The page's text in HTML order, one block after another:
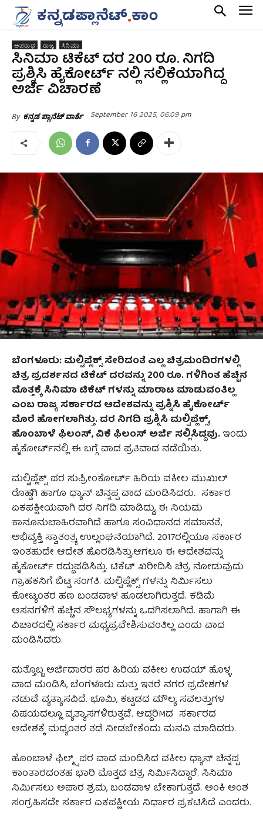
ಅಪರಾಧ ರಾಜ್ಯ ಸಿನಿಮಾ
ಸಿನಿಮಾ ಟಿಕೆಟ್‌ ದರ 200 ರೂ. ನಿಗದಿ
ಪ್ರಶ್ನಿಸಿ ಹೈಕೋರ್ಟ್‌ ನಲ್ಲಿ ಸಲ್ಲಿಕೆಯಾಗಿದ್ದ
ಅರ್ಜಿ ವಿಚಾರಣೆ
By ಕನ್ನಡ ಪ್ಲಾನೆಟ್ ವಾರ್ತೆ September 16 2025, 06:09 pm
ಬೆಂಗಳೂರು: ಮಲ್ಟಿಪ್ಲೆಕ್ಸ್ ಸೇರಿದಂತೆ ಎಲ್ಲ ಚಿತ್ರಮಂದಿರಗಳಲ್ಲಿ
ಚಿತ್ರ ಪ್ರದರ್ಶನದ ಟಿಕೆಟ್‌ ದರವನ್ನು 200 ರೂ. ಗಳಿಗಿಂತ ಹೆಚ್ಚಿನ
ಮೊತ್ತಕ್ಕೆ ಸಿನಿಮಾ ಟಿಕೆಟ್ ​ಗಳನ್ನು ಮಾರಾಟ ಮಾಡುವಂತಿಲ್ಲ
ಎಂಬ ರಾಜ್ಯ ಸರ್ಕಾರದ ಆದೇಶವನ್ನು ಪ್ರಶ್ನಿಸಿ ಹೈಕೋರ್ಟ್‌
ಮೊರೆ ಹೋಗಲಾಗಿತ್ತು. ದರ ನಿಗದಿ ಪ್ರಶ್ನಿಸಿ ಮಲ್ಟಿಪ್ಲೆಕ್ಸ್​​,
ಹೊಂಬಾಳೆ ಫಿಲಂಸ್‌, ವಿಕೆ ಫಿಲಂಸ್‌ ಅರ್ಜಿ ಸಲ್ಲಿಸಿದ್ದವು.ಇಂದು
ಹೈಕೋರ್ಟ್​​ನಲ್ಲಿ ಈ ಬಗ್ಗೆ ವಾದ ಪ್ರತಿವಾದ ನಡೆಯಿತು.
ಮಲ್ಟಿಪ್ಲೆಕ್ಸ್‌ ಪರ ಸುಪ್ರೀಂಕೋರ್ಟ್‌ ಹಿರಿಯ ವಕೀಲ ಮುಖುಲ್
ರೊಹ್ಟಗಿ ಹಾಗೂ ಧ್ಯಾನ್ ಚಿನ್ನಪ್ಪ ವಾದ ಮಂಡಿಸಿದರು. ಸರ್ಕಾರ
ಏಕಪಕ್ಷೀಯವಾಗಿ ದರ ನಿಗದಿ ಮಾಡಿದ್ದು, ಈ ನಿಯಮ
ಕಾನೂನುಬಾಹಿರವಾಗಿದೆ ಹಾಗೂ ಸಂವಿಧಾನದ ಸಮಾನತೆ,
ಅಭಿವ್ಯಕ್ತಿ ಸ್ವಾತಂತ್ರ್ಯ ಉಲ್ಲಂಘನೆಯಾಗಿದೆ. 2017ರಲ್ಲಿಯೂ ಸರ್ಕಾರ
ಇಂತಹುದೇ ಆದೇಶ ಹೊರಡಿಸಿತ್ತು.ಆಗಲೂ ಈ ಆದೇಶವನ್ನು
ಹೈಕೋರ್ಟ್ ರದ್ದುಪಡಿಸಿತ್ತು. ಟಿಕೆಟ್ ಖರೀದಿಸಿ ಚಿತ್ರ ನೋಡುವುದು
ಗ್ರಾಹಕನಿಗೆ ಬಿಟ್ಟ ಸಂಗತಿ. ಮಲ್ಟಿಪ್ಲೆಕ್ಸ್‌ ಗಳನ್ನು ನಿರ್ಮಿಸಲು
ಕೋಟ್ಯಂತರ ಹಣ ಬಂಡವಾಳ ಹೂಡಲಾಗಿರುತ್ತದೆ. ಕಡಿಮೆ
ಆಸನಗಳಿಗೆ ಹೆಚ್ಚಿನ ಸೌಲಭ್ಯಗಳನ್ನು ಒದಗಿಸಲಾಗಿದೆ. ಹಾಗಾಗಿ ಈ
ವಿಚಾರದಲ್ಲಿ ಸರ್ಕಾರ ಮಧ್ಯಪ್ರವೇಶಿಸುವಂತಿಲ್ಲ ಎಂದು ವಾದ
ಮಂಡಿಸಿದರು.
ಮತ್ತೊಬ್ಬ ಅರ್ಜಿದಾರರ ಪರ ಹಿರಿಯ ವಕೀಲ ಉದಯ್ ಹೊಳ್ಳ
ವಾದ ಮಂಡಿಸಿ, ಬೆಂಗಳೂರು ಮತ್ತು ಇತರೆ ನಗರ ಪ್ರದೇಶಗಳ
ನಡುವೆ ವ್ಯತ್ಯಾಸವಿದೆ. ಭೂಮಿ, ಕಟ್ಟಡದ ಮೌಲ್ಯ ಸವಲತ್ತುಗಳ
ವಿಷಯದಲ್ಲೂ ವ್ಯತ್ಯಾಸಗಳಿರುತ್ತವೆ. ಆದ್ದರಿMದ ಸರ್ಕಾರದ
ಆದೇಶಕ್ಕೆ ಮಧ್ಯಂತರ ತಡೆ ನೀಡಬೇಕೆಂದು ಮನವಿ ಮಾಡಿದರು.
ಹೊಂಬಾಳೆ ಫಿಲ್ಮ್ಸ್ ಪರ ವಾದ ಮಂಡಿಸಿದ ವಕೀಲ ಧ್ಯಾನ್ ಚಿನ್ನಪ್ಪ
ಕಾಂತಾರದಂತಹ ಭಾರಿ ಮೊತ್ತದ ಚಿತ್ರ ನಿರ್ಮಿಸಿದ್ದಾರೆ. ಸಿನಿಮಾ
ನಿರ್ಮಿಸಲು ಅಪಾರ ಶ್ರಮ, ಬಂಡವಾಳ ಬೇಕಾಗುತ್ತದೆ. ಅಂಕಿ ಅಂಶ
ಸಂಗ್ರಹಿಸದೇ ಸರ್ಕಾರ ಏಕಪಕ್ಷೀಯ ನಿರ್ಧಾರ ಪ್ರಕಟಿಸಿದೆ ಎಂದರು.